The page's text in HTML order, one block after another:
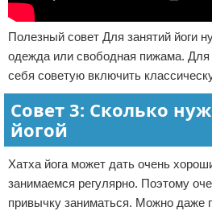
Полезный совет Для занятий йоги
одежда или свободная пижама. Для
себя советую включить
Совет 3: Сколько
йогой
Хатха йога может дать очень
занимаемся регулярно. Поэтому
привычку заниматься. Можно даже